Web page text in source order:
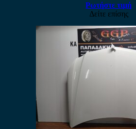
Ρωτήστε τιμή
Δείτε επίσης